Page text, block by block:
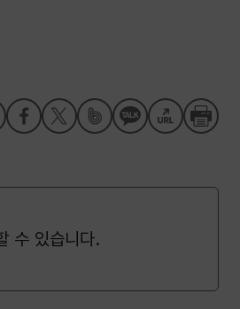
수 있습니다.